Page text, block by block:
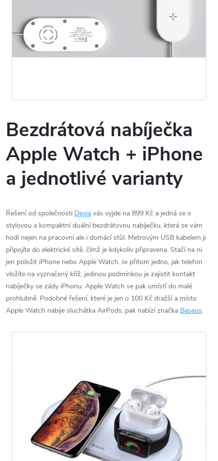
Bezdrátová nabíječka
Apple Watch + iPhone
a jednotlivé varianty
Řešení od společnosti Devia vás vyjde na 899 Kč a jedná se o
stylovou a kompaktní duální bezdrátovou nabíječku, která se vám
hodí nejen na pracovní ale i domácí stůl. Metrovým USB kabelem ji
připojíte do elektrické sítě, čímž je kdykoliv připravena. Stačí na ni
jen položit iPhone nebo Apple Watch. Je přitom jedno, jak telefon
vložíte na vyznačený kříž, jedinou podmínkou je zajistit kontakt
nabíječky se zády iPhonu. Apple Watch se pak umístí do malé
prohlubně. Podobné řešení, které je jen o 100 Kč dražší a místo
Apple Watch nabije sluchátka AirPods, pak nabízí značka Baseus.